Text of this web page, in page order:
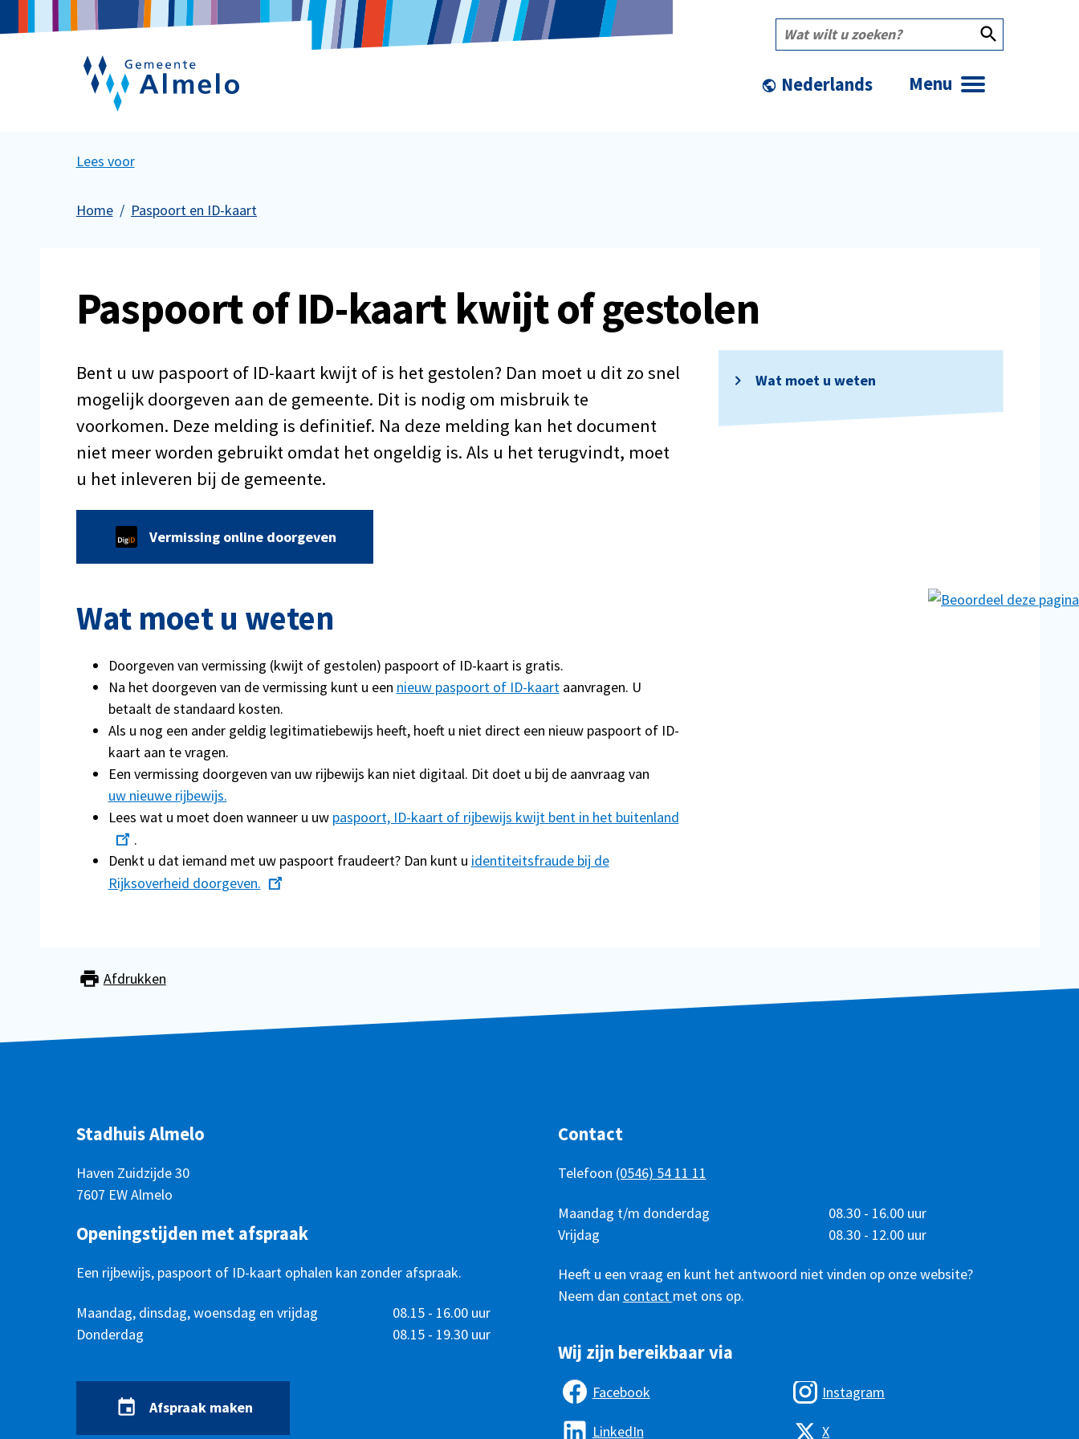
Menu
Wat
wilt
zoeken?
Lees voor
Home Paspoort en ID-kaart
Paspoort of ID-kaart kwijt of gestolen
Wat moet u weten
Bent u uw paspoort of ID-kaart kwijt of is het gestolen? Dan moet u dit zo snel
mogelijk doorgeven aan de gemeente. Dit is nodig om misbruik te
voorkomen. Deze melding is definitief. Na deze melding kan het document
niet meer worden gebruikt omdat het ongeldig is. Als u het terugvindt, moet
u het inleveren bij de gemeente.
Vermissing online doorgeven
Wat moet u weten
Doorgeven van vermissing (kwijt of gestolen) paspoort of ID-kaart is gratis.
Na het doorgeven van de vermissing kunt u een nieuw paspoort of ID-kaart aanvragen. U
betaalt de standaard kosten.
Als u nog een ander geldig legitimatiebewijs heeft, hoeft u niet direct een nieuw paspoort of ID-
kaart aan te vragen.
Een vermissing doorgeven van uw rijbewijs kan niet digitaal. Dit doet u bij de aanvraag van
uw nieuwe rijbewijs.
Lees wat u moet doen wanneer u uw paspoort, ID-kaart of rijbewijs kwijt bent in het buitenland
.
Denkt u dat iemand met uw paspoort fraudeert? Dan kunt u identiteitsfraude bij de
Rijksoverheid doorgeven.
Afdrukken
Stadhuis Almelo
Haven Zuidzijde 30
7607 EW Almelo
Openingstijden met afspraak
Een rijbewijs, paspoort of ID-kaart ophalen kan zonder afspraak.
Openingstijden
DagTijd
Maandag, dinsdag, woensdag en vrijdag
08.15 - 16.00 uur
Donderdag
08.15 - 19.30 uur
Afspraak maken
Contact
Telefoon (0546) 54 11 11
Telefonisch
bereikbaar
DagTijd
Maandag t/m donderdag
08.30 - 16.00 uur
Vrijdag
08.30 - 12.00 uur
Heeft u een vraag en kunt het antwoord niet vinden op onze website?
Neem dan contact met ons op.
Wij zijn bereikbaar via
Facebook
LinkedIn
Instagram
X